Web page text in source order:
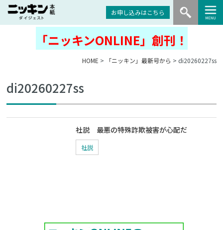
お申し込みはこちら
「ニッキンONLINE」創刊！
HOME > 「ニッキン」最新号から > di20260227ss
di20260227ss
社説 最悪の特殊詐欺被害が心配だ
社説